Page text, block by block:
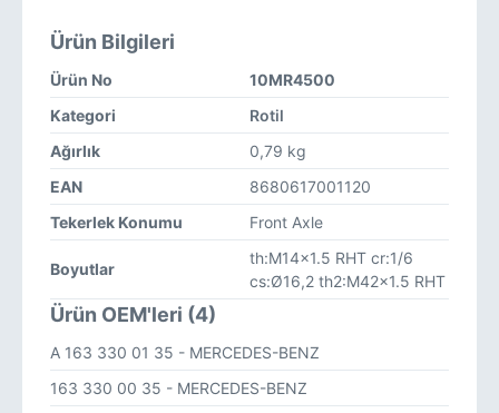
Ürün Bilgileri
Ürün No
10MR4500
Kategori
Rotil
Ağırlık
0,79 kg
EAN
8680617001120
Tekerlek Konumu
Front Axle
Boyutlar
th:M14x1.5 RHT cr:1/6
cs:Ø16,2 th2:M42x1.5 RHT
Ürün OEM'leri (4)
A 163 330 01 35 - MERCEDES-BENZ
163 330 00 35 - MERCEDES-BENZ